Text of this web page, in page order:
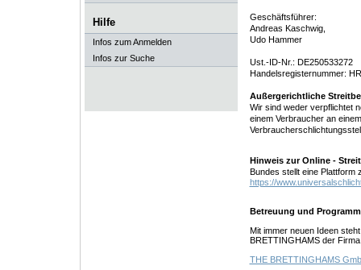
Hilfe
Infos zum Anmelden
Infos zur Suche
Geschäftsführer:
Andreas Kaschwig,
Udo Hammer
Ust.-ID-Nr.: DE250533272
Handelsregisternummer:
Außergerichtliche
Wir sind weder verpflichtet
einem Verbraucher an
Hinweis zur Online -
Bundes stellt eine Plattform
https://
Betreuung und
Mit immer neuen Ideen
BRETTINGHAMS der
THE BRETTINGHAMS